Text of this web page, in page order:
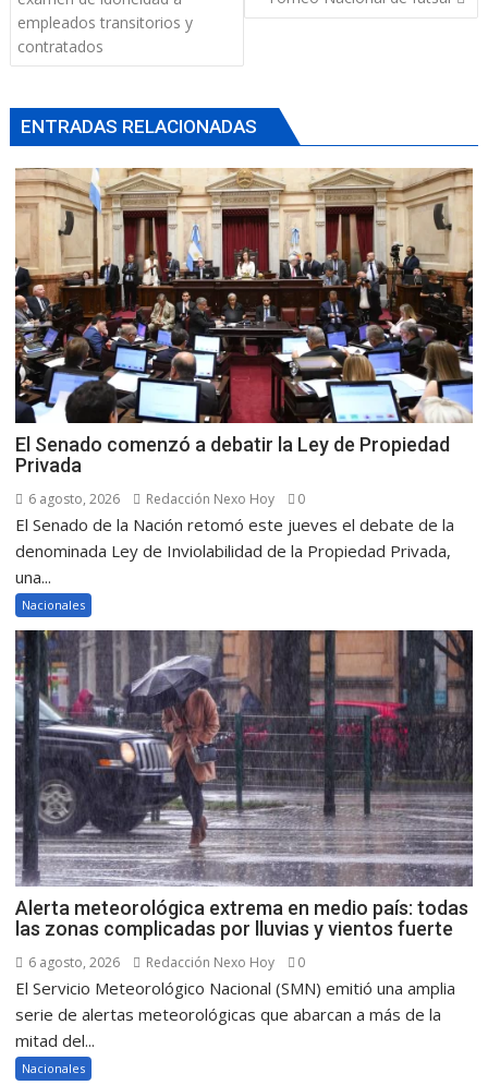
entradas
empleados transitorios y
contratados
ENTRADAS RELACIONADAS
El Senado comenzó a debatir la Ley de Propiedad
Privada
6 agosto, 2026 Redacción Nexo Hoy 0
El Senado de la Nación retomó este jueves el debate de la
denominada Ley de Inviolabilidad de la Propiedad Privada,
una...
Nacionales
Alerta meteorológica extrema en medio país: todas
las zonas complicadas por lluvias y vientos fuerte
6 agosto, 2026 Redacción Nexo Hoy 0
El Servicio Meteorológico Nacional (SMN) emitió una amplia
serie de alertas meteorológicas que abarcan a más de la
mitad del...
Nacionales